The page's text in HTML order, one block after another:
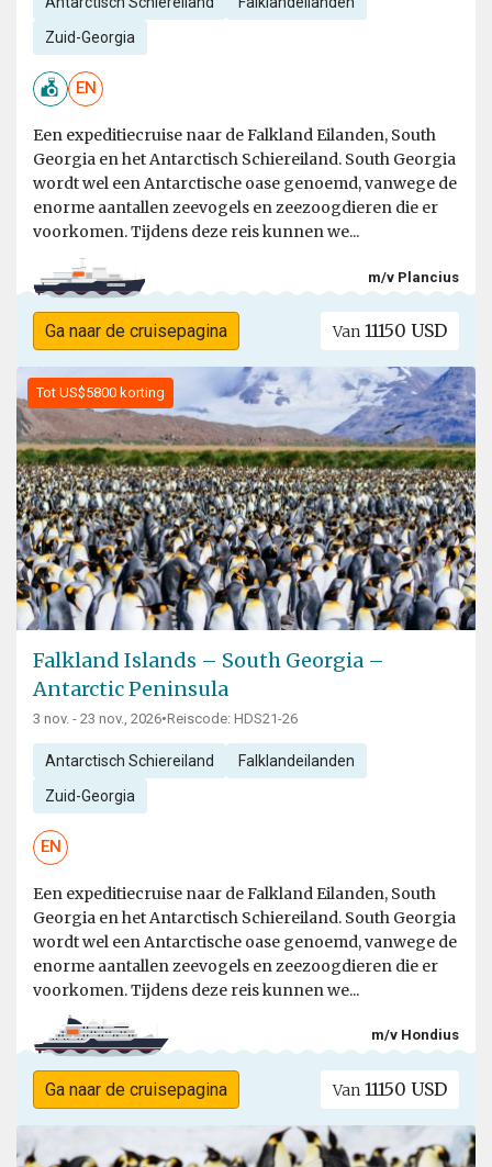
Zuid-Georgia
EN
Een expeditiecruise naar de Falkland Eilanden, South
Georgia en het Antarctisch Schiereiland. South Georgia
wordt wel een Antarctische oase genoemd, vanwege de
enorme aantallen zeevogels en zeezoogdieren die er
voorkomen. Tijdens deze reis kunnen we...
m/v Plancius
Ga naar de cruisepagina Van 11150 USD
Tot US$5800 korting
Falkland Islands – South Georgia –
Antarctic Peninsula
3 nov. - 23 nov., 2026•Reiscode: HDS21-26
Antarctisch Schiereiland Falklandeilanden
Zuid-Georgia
EN
Een expeditiecruise naar de Falkland Eilanden, South
Georgia en het Antarctisch Schiereiland. South Georgia
wordt wel een Antarctische oase genoemd, vanwege de
enorme aantallen zeevogels en zeezoogdieren die er
voorkomen. Tijdens deze reis kunnen we...
m/v Hondius
Ga naar de cruisepagina Van 11150 USD